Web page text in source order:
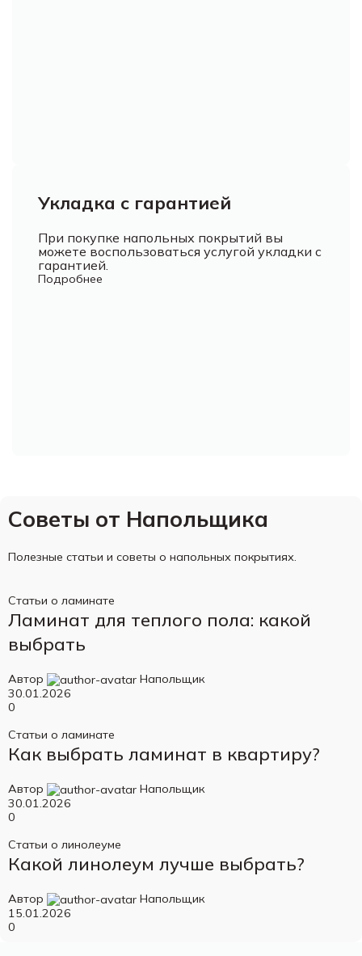
Укладка с гарантией
При покупке напольных покрытий вы
можете воспользоваться услугой укладки с
гарантией.
Подробнее
Советы от Напольщика
Полезные статьи и советы о напольных покрытиях.
Статьи о ламинате
Ламинат для теплого пола: какой
выбрать
Автор
Напольщик
30.01.2026
0
Статьи о ламинате
Как выбрать ламинат в квартиру?
Автор
Напольщик
30.01.2026
0
Статьи о линолеуме
Какой линолеум лучше выбрать?
Автор
Напольщик
15.01.2026
0